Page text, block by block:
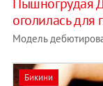
оголилась для
Модель
Бикини